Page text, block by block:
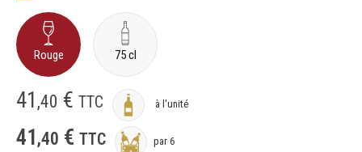
Rouge 75 cl
41 ,40 € TTC à l'unité
41 ,40 € TTC par 6